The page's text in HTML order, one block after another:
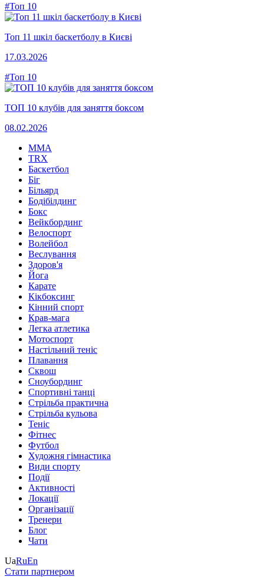
#Топ 10
Топ 11 шкіл баскетболу в Києві
17.03.2026
#Топ 10
ТОП 10 клубів для заняття боксом
08.02.2026
MMA
TRX
Баскетбол
Біг
Більярд
Бодібілдинг
Бокс
Вейкбординг
Велоспорт
Волейбол
Веслування
Здоров'я
Йога
Карате
Кікбоксинг
Кінний спорт
Крав-мага
Легка атлетика
Мотоспорт
Настільний теніс
Плавання
Сквош
Сноубординг
Спортивні танці
Стрільба практична
Стрільба кульова
Теніс
Фітнес
Футбол
Художня гімнастика
Види спорту
Події
Активності
Локації
Організації
Тренери
Блог
Чати
UaRuEn
Стати партнером